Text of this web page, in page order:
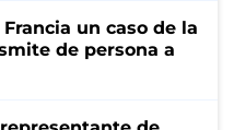
un caso de la
de persona a